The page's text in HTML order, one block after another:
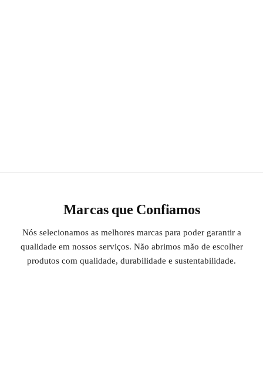
Marcas que Confiamos
Nós selecionamos as melhores marcas para poder garantir a
qualidade em nossos serviços. Não abrimos mão de escolher
produtos com qualidade, durabilidade e sustentabilidade.